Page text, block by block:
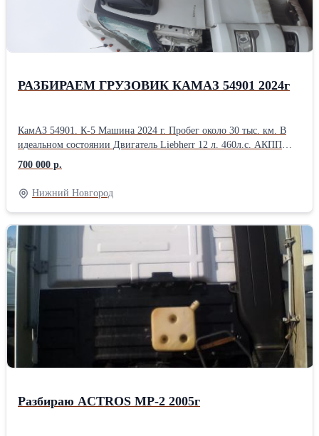
РАЗБИРАЕМ ГРУЗОВИК КАМАЗ 54901 2024г
КамАЗ 54901. К-5 Машина 2024 г. Пробег около 30 тыс. км. В
идеальном состоянии Двигатель Liebherr 12 л. 460л.с. АКПП
shaanxi Fast Gear F12.JZ24DD Задний мост HDZ 440 Рама ровная
ЦЕНА УКАЗАНА ЗА РАМУ
700 000 р.
Нижний Новгород
Разбираю ACTROS МР-2 2005г